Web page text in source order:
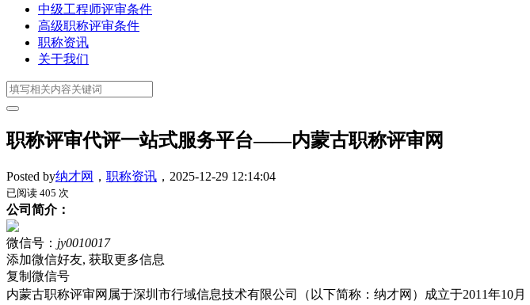
中级工程师评审条件
高级职称评审条件
职称资讯
关于我们
职称评审代评一站式服务平台——内蒙古职称评审网
Posted by纳才网 ， 职称资讯 ， 2025-12-29 12:14:04
已阅读 405 次
公司简介：
微信号： jy0010017
添加微信好友, 获取更多信息
复制微信号
内蒙古职称评审网属于深圳市行域信息技术有限公司（以下简称：纳才网）成立于2011年